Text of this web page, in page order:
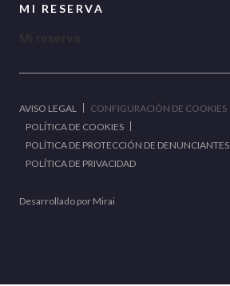
MI RESERVA
AVISO LEGAL
CONFIGURACIÓN DE COOKIES
POLÍTICA DE COOKIES
POLÍTICA DE PROTECCIÓN DE DENUNCIANTES
POLÍTICA DE PRIVACIDAD
Desarrollado por Mirai